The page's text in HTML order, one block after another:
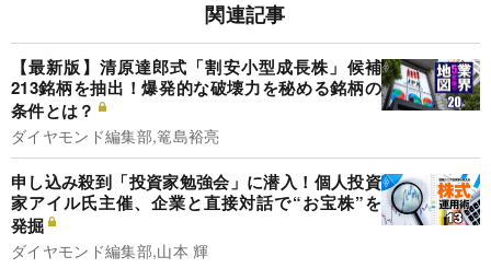
関連記事
【最新版】清原達郎式「割安小型成長株」候補
213銘柄を抽出！爆発的な破壊力を秘める銘柄の
条件とは？
ダイヤモンド編集部,篭島裕亮
申し込み殺到「投資家勉強会」に潜入！個人投資
家アイル氏主催、企業と直接対話で“お宝株”を
発掘
ダイヤモンド編集部,山本 輝